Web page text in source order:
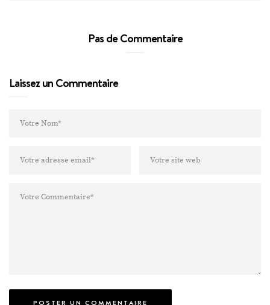
Pas de Commentaire
Laissez un Commentaire